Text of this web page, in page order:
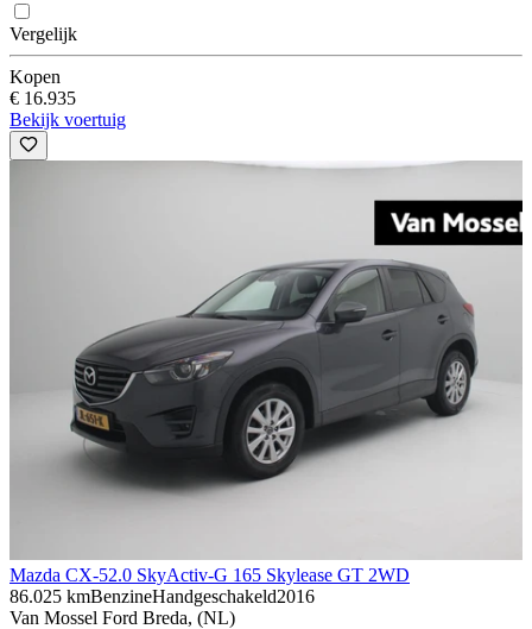
Vergelijk
Kopen
€ 16.935
Bekijk voertuig
Mazda CX-52.0 SkyActiv-G 165 Skylease GT 2WD
86.025 kmBenzineHandgeschakeld2016
Van Mossel Ford Breda, (NL)